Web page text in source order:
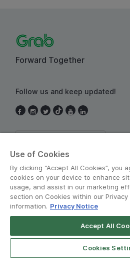
Forward Together
Follow us and keep updated!
© Grab 2010
Grab for Android
Use of Cookies
By clicking “Accept All Cookies”, you
cookies on your device to enhance
usage, and assist in our marketing
section on Cookies within our
information. Privacy Notice
Accept All
Cookies